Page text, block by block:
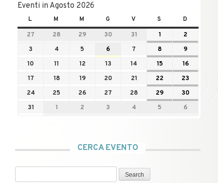
Eventi in Agosto 2026
L M M G V S
D
27
28 29 30 31 1
2
3
4 5 6 7 8
9
10
11 12 13 14 15
16
17
18 19 20 21 22
23
24
25 26 27 28 29
30
31
1 2 3 4 5 6
CERCA EVENTO
Search